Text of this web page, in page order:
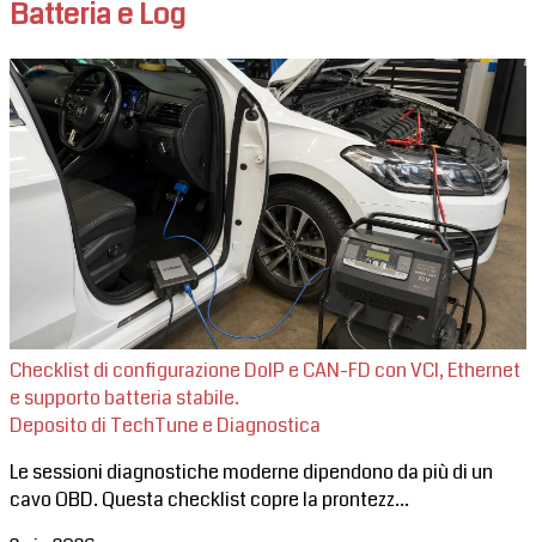
Batteria e Log
Checklist di configurazione DoIP e CAN-FD con VCI, Ethernet
e supporto batteria stabile.
Deposito di TechTune e Diagnostica
Le sessioni diagnostiche moderne dipendono da più di un
cavo OBD. Questa checklist copre la prontezz...